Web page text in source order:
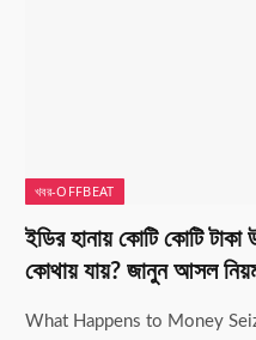
খবর-OFFBEAT
ইডির হানায় কোটি কোটি টাকা
কোথায় যায়? জানুন আসল
What Happens to Money Seized